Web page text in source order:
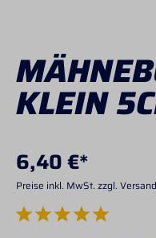
KLEIN
6,40 €*
Preise inkl. MwSt. zzgl.
Durchschnittliche Bewertung